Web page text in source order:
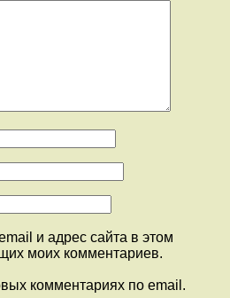
и адрес сайта в этом
моих комментариев.
комментариях по email.